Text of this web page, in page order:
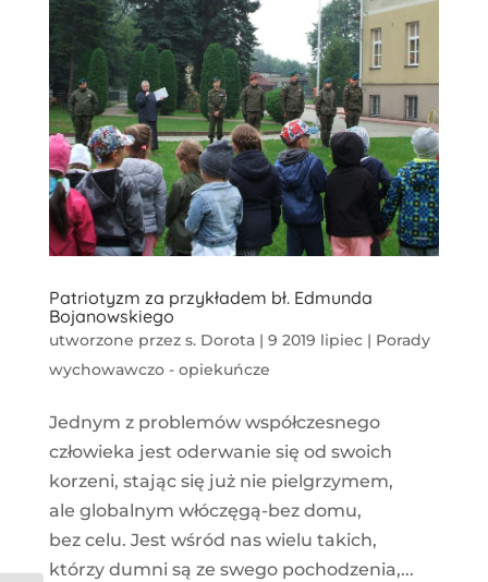
Patriotyzm za przykładem bł. Edmunda
Bojanowskiego
utworzone przez s. Dorota| 9 2019 lipiec| Porady
wychowawczo - opiekuńcze
Jednym z problemów współczesnego
człowieka jest oderwanie się od swoich
korzeni, stając się już nie pielgrzymem,
ale globalnym włóczęgą-bez domu,
bez celu. Jest wśród nas wielu takich,
którzy dumni są ze swego pochodzenia,...